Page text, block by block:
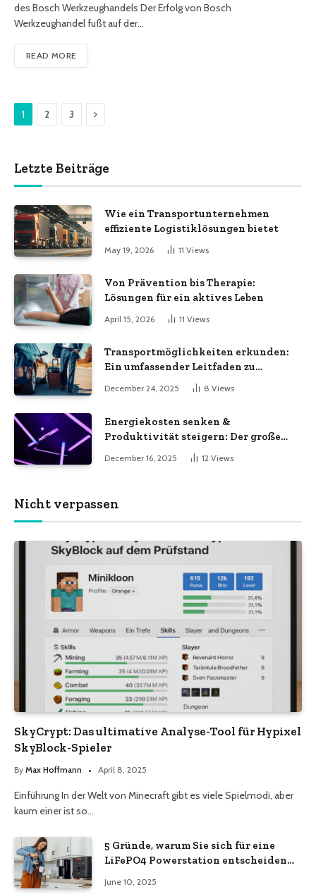
des Bosch Werkzeughandels Der Erfolg von Bosch
Werkzeughandel fußt auf der…
READ MORE
1 2 3 Next
Letzte Beiträge
Wie ein Transportunternehmen
effiziente Logistiklösungen bietet
May 19, 2026 11 Views
Von Prävention bis Therapie:
Lösungen für ein aktives Leben
April 15, 2026 11 Views
Transportmöglichkeiten erkunden:
Ein umfassender Leitfaden zu
Transportdienstleistungen
December 24, 2025 8 Views
Energiekosten senken &
Produktivität steigern: Der große
LED-Röhren-Guide für Unternehmen
December 16, 2025 12 Views
Nicht verpassen
SkyCrypt: Das ultimative Analyse-Tool für Hypixel
SkyBlock-Spieler
By Max Hoffmann April 8, 2025
Einführung In der Welt von Minecraft gibt es viele Spielmodi, aber
kaum einer ist so…
5 Gründe, warum Sie sich für eine
LiFePO4 Powerstation entscheiden
June 10, 2025